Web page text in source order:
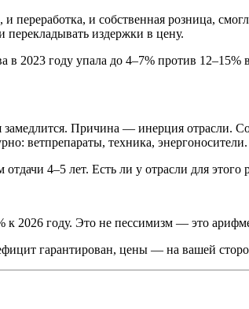
и собственная розница,
перекладывать издержки в цену.
2023 году упала до 4–7% против
Причина — инерция отрасли.
ветпрепараты, техника, энергоносители.
4–5 лет. Есть ли у отрасли для этого
к 2026 году. Это не пессимизм — это
гарантирован, цены — на вашей